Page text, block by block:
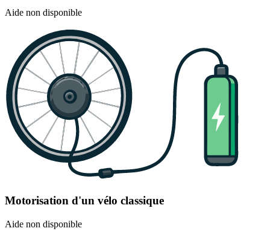
Aide non disponible
Motorisation d'un vélo classique
Aide non disponible